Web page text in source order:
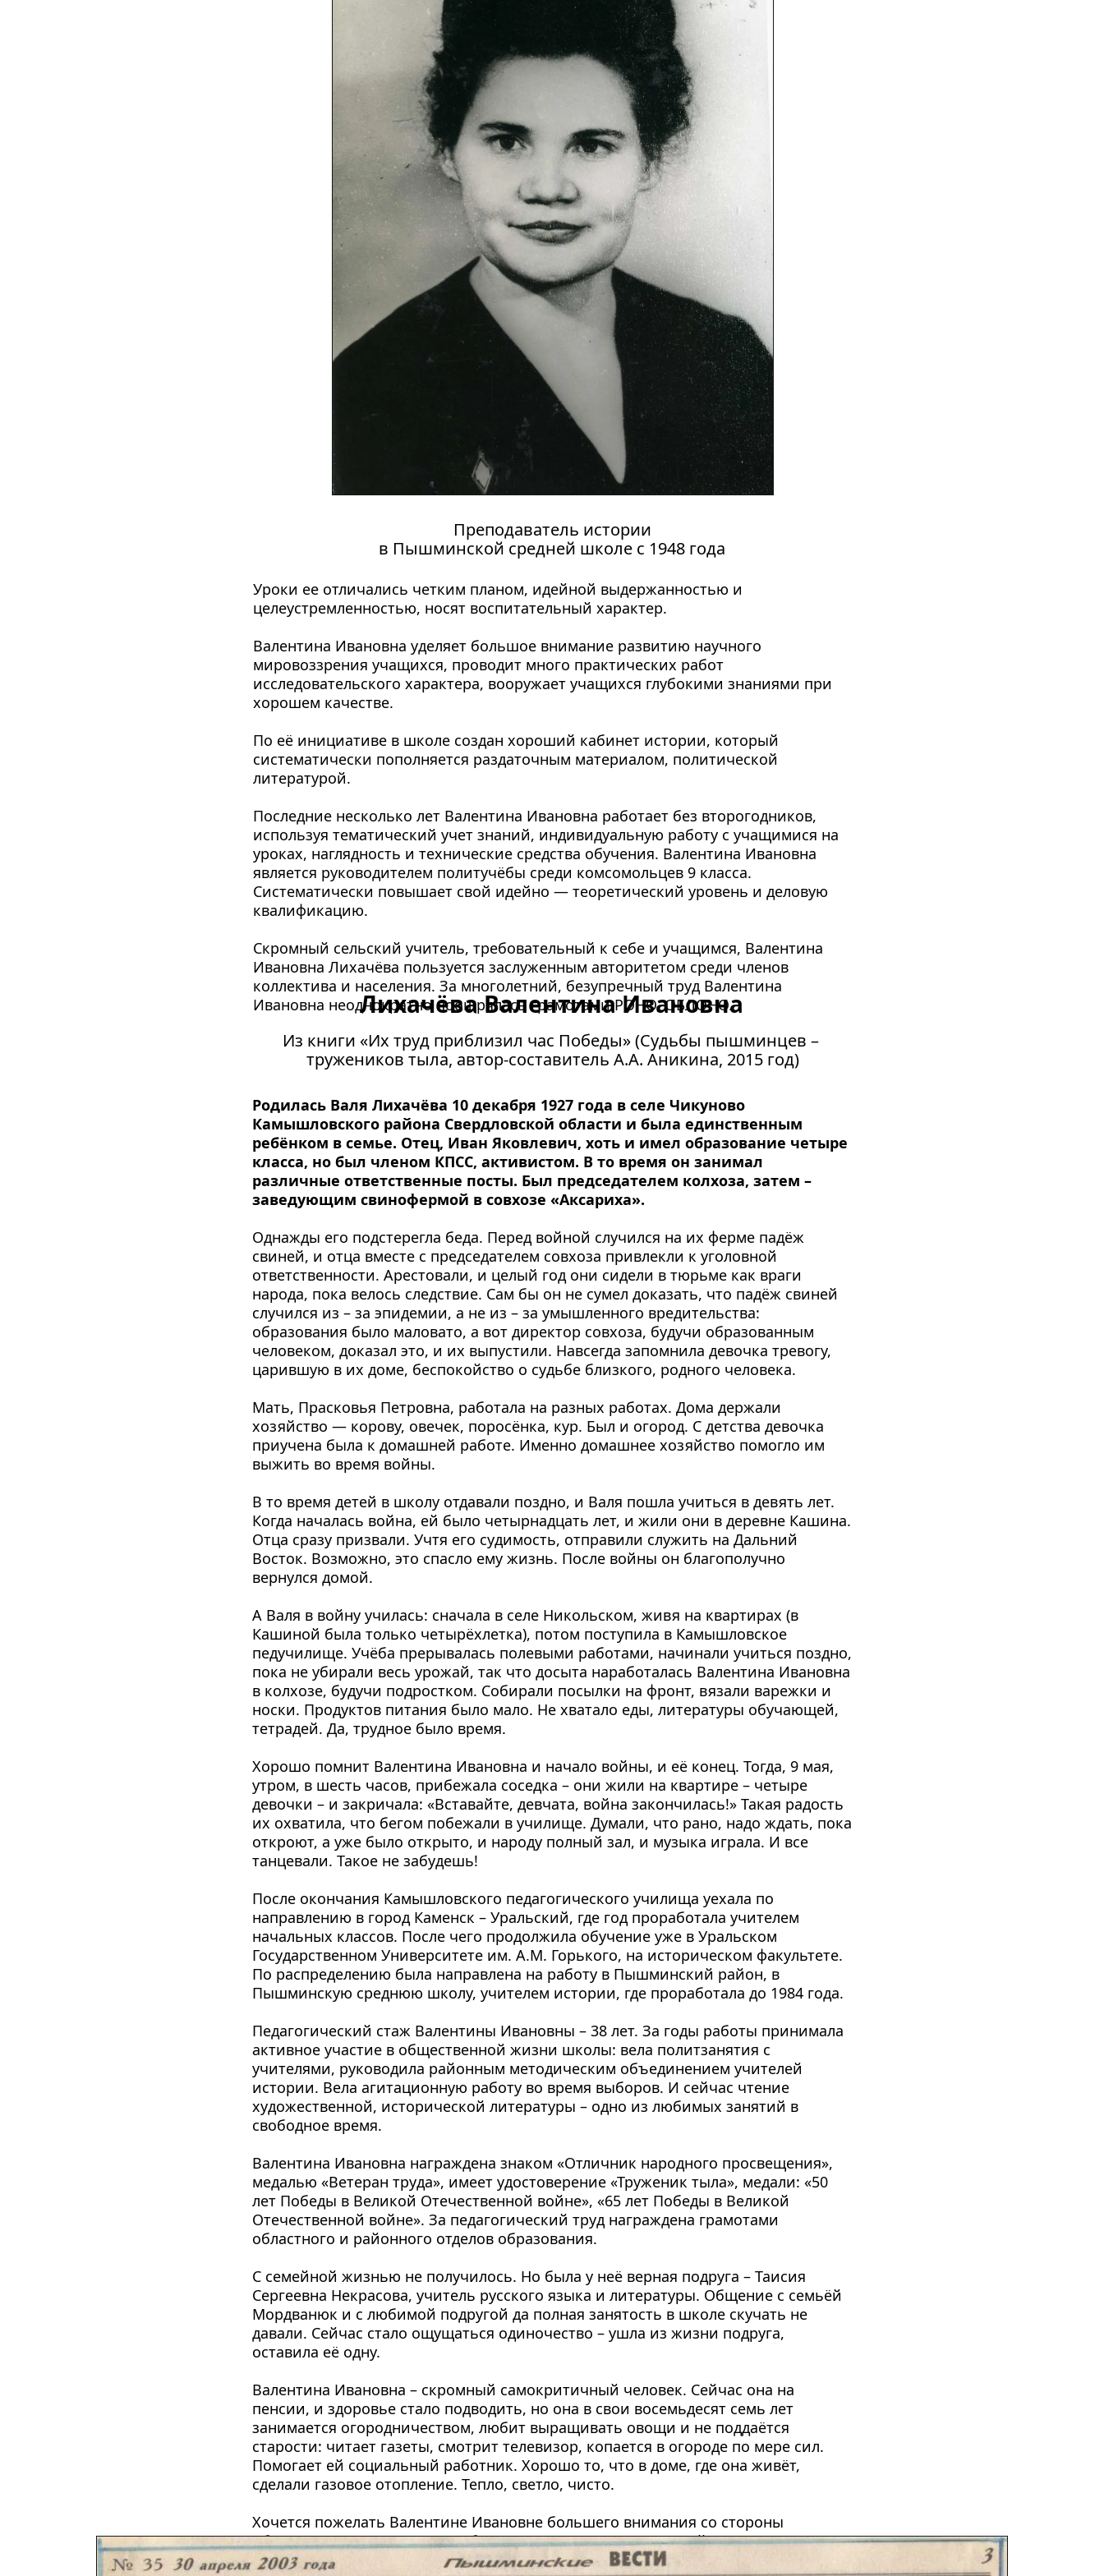
Уроки ее отличались четким планом, идейной выдержанностью и
целеустремленностью, носят воспитательный характер.
Валентина Ивановна уделяет большое внимание развитию научного
мировоззрения учащихся, проводит много практических работ
исследовательского характера, вооружает учащихся глубокими знаниями при
хорошем качестве.
По её инициативе в школе создан хороший кабинет истории, который
систематически пополняется раздаточным материалом, политической
литературой.
Последние несколько лет Валентина Ивановна работает без второгодников,
используя тематический учет знаний, индивидуальную работу с учащимися на
уроках, наглядность и технические средства обучения. Валентина Ивановна
является руководителем политучёбы среди комсомольцев 9 класса.
Систематически повышает свой идейно — теоретический уровень и деловую
квалификацию.
Скромный сельский учитель, требовательный к себе и учащимся, Валентина
Ивановна Лихачёва пользуется заслуженным авторитетом среди членов
коллектива и населения. За многолетний, безупречный труд Валентина
Ивановна неоднократно поощрялась грамотами РОНО, ОБЛОНО.
Родилась Валя Лихачёва 10 декабря 1927 года в селе Чикуново
Камышловского района Свердловской области и была единственным
ребёнком в семье. Отец, Иван Яковлевич, хоть и имел образование четыре
класса, но был членом КПСС, активистом. В то время он занимал
различные ответственные посты. Был председателем колхоза, затем –
заведующим свинофермой в совхозе «Аксариха».
Однажды его подстерегла беда. Перед войной случился на их ферме падёж
свиней, и отца вместе с председателем совхоза привлекли к уголовной
ответственности. Арестовали, и целый год они сидели в тюрьме как враги
народа, пока велось следствие. Сам бы он не сумел доказать, что падёж свиней
случился из – за эпидемии, а не из – за умышленного вредительства:
образования было маловато, а вот директор совхоза, будучи образованным
человеком, доказал это, и их выпустили. Навсегда запомнила девочка тревогу,
царившую в их доме, беспокойство о судьбе близкого, родного человека.
Мать, Прасковья Петровна, работала на разных работах. Дома держали
хозяйство — корову, овечек, поросёнка, кур. Был и огород. С детства девочка
приучена была к домашней работе. Именно домашнее хозяйство помогло им
выжить во время войны.
В то время детей в школу отдавали поздно, и Валя пошла учиться в девять лет.
Когда началась война, ей было четырнадцать лет, и жили они в деревне Кашина.
Отца сразу призвали. Учтя его судимость, отправили служить на Дальний
Восток. Возможно, это спасло ему жизнь. После войны он благополучно
вернулся домой.
А Валя в войну училась: сначала в селе Никольском, живя на квартирах (в
Кашиной была только четырёхлетка), потом поступила в Камышловское
педучилище. Учёба прерывалась полевыми работами, начинали учиться поздно,
пока не убирали весь урожай, так что досыта наработалась Валентина Ивановна
в колхозе, будучи подростком. Собирали посылки на фронт, вязали варежки и
носки. Продуктов питания было мало. Не хватало еды, литературы обучающей,
тетрадей. Да, трудное было время.
Хорошо помнит Валентина Ивановна и начало войны, и её конец. Тогда, 9 мая,
утром, в шесть часов, прибежала соседка – они жили на квартире – четыре
девочки – и закричала: «Вставайте, девчата, война закончилась!» Такая радость
их охватила, что бегом побежали в училище. Думали, что рано, надо ждать, пока
откроют, а уже было открыто, и народу полный зал, и музыка играла. И все
танцевали. Такое не забудешь!
После окончания Камышловского педагогического училища уехала по
направлению в город Каменск – Уральский, где год проработала учителем
начальных классов. После чего продолжила обучение уже в Уральском
Государственном Университете им. А.М. Горького, на историческом факультете.
По распределению была направлена на работу в Пышминский район, в
Пышминскую среднюю школу, учителем истории, где проработала до 1984 года.
Педагогический стаж Валентины Ивановны – 38 лет. За годы работы принимала
активное участие в общественной жизни школы: вела политзанятия с
учителями, руководила районным методическим объединением учителей
истории. Вела агитационную работу во время выборов. И сейчас чтение
художественной, исторической литературы – одно из любимых занятий в
свободное время.
Валентина Ивановна награждена знаком «Отличник народного просвещения»,
медалью «Ветеран труда», имеет удостоверение «Труженик тыла», медали: «50
лет Победы в Великой Отечественной войне», «65 лет Победы в Великой
Отечественной войне». За педагогический труд награждена грамотами
областного и районного отделов образования.
С семейной жизнью не получилось. Но была у неё верная подруга – Таисия
Сергеевна Некрасова, учитель русского языка и литературы. Общение с семьёй
Мордванюк и с любимой подругой да полная занятость в школе скучать не
давали. Сейчас стало ощущаться одиночество – ушла из жизни подруга,
оставила её одну.
Валентина Ивановна – скромный самокритичный человек. Сейчас она на
пенсии, и здоровье стало подводить, но она в свои восемьдесят семь лет
занимается огородничеством, любит выращивать овощи и не поддаётся
старости: читает газеты, смотрит телевизор, копается в огороде по мере сил.
Помогает ей социальный работник. Хорошо то, что в доме, где она живёт,
сделали газовое отопление. Тепло, светло, чисто.
Хочется пожелать Валентине Ивановне большего внимания со стороны
общественности, здоровья и благополучия. Она этого достойна.
Преподаватель истории
в Пышминской средней школе с 1948 года
Из книги «Их труд приблизил час Победы» (Судьбы пышминцев –
тружеников тыла, автор-составитель А.А. Аникина, 2015 год)
Лихачёва Валентина Ивановна